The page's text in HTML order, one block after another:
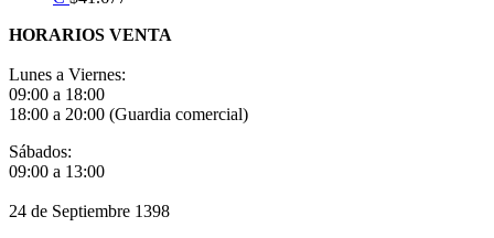
HORARIOS VENTA
Lunes a Viernes:
09:00 a 18:00
18:00 a 20:00 (Guardia comercial)
Sábados:
09:00 a 13:00
24 de Septiembre 1398